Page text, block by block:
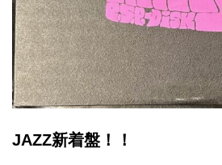
JAZZ新着盤！！